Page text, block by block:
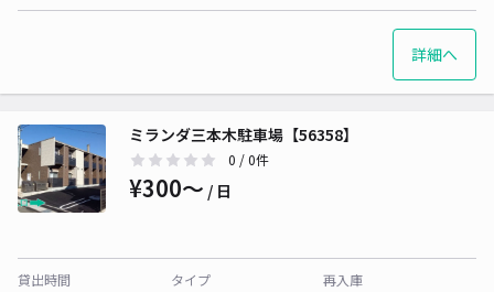
詳細へ
ミランダ三本木駐車場【56358】
0 / 0件
¥300〜 / 日
貸出時間
タイプ
再入庫